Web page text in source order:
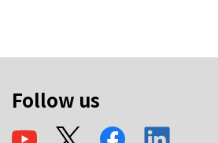
Follow us